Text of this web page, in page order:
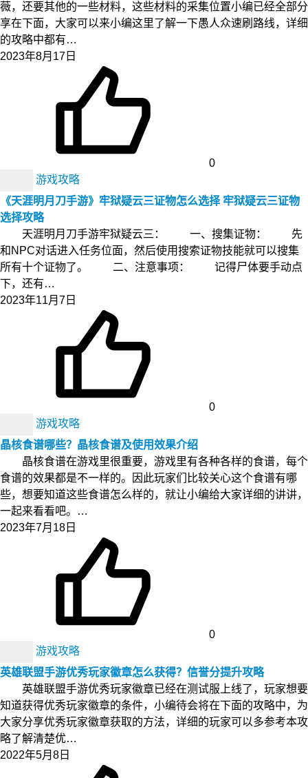
薇，还要其他的一些材料，这些材料的采集位置小编已经全部分
享在下面，大家可以来小编这里了解一下愚人众速刷路线，详细
的攻略中都有…
2023年8月17日
0
游戏攻略
《天涯明月刀手游》牢狱疑云三证物怎么选择 牢狱疑云三证物
选择攻略
天涯明月刀手游牢狱疑云三： 一、搜集证物： 先
和NPC对话进入任务位面，然后使用搜索证物技能就可以搜集
所有十个证物了。 二、注意事项： 记得尸体要手动点
下，还有…
2023年11月7日
0
游戏攻略
晶核食谱哪些？晶核食谱及使用效果介绍
晶核食谱在游戏里很重要，游戏里有各种各样的食谱，每个
食谱的效果都是不一样的。因此玩家们比较关心这个食谱有哪
些，想要知道这些食谱怎么样的，就让小编给大家详细的讲讲，
一起来看看吧。…
2023年7月18日
0
游戏攻略
英雄联盟手游优秀玩家徽章怎么获得？信誉分提升攻略
英雄联盟手游优秀玩家徽章已经在测试服上线了，玩家想要
知道获得优秀玩家徽章的条件，小编待会将在下面的攻略中，为
大家分享优秀玩家徽章获取的方法，详细的玩家可以多参考本攻
略了解清楚优…
2022年5月8日